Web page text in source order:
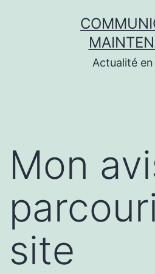
Actualité
Mon
site